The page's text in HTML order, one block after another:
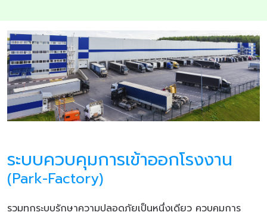
ระบบควบคุมการเข้าออกโรงงาน
(Park-Factory)
รวมทุกระบบรักษาความปลอดภัยเป็นหนึ่งเดียว ควบคุมการ